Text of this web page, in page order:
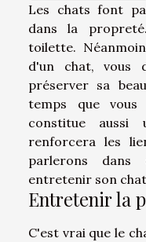
Les chats font
dans la
toilette.
d'un chat, vous
préserver sa
temps que
constitue aussi
renforcera les
parlerons
entretenir son
Entretenir la
C'est vrai que le